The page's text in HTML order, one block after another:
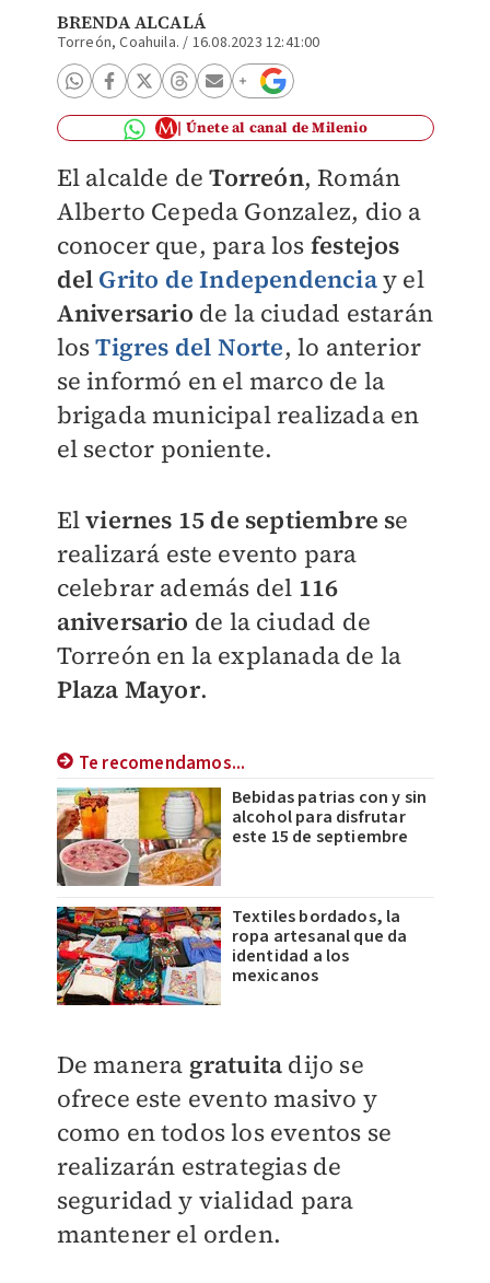
BRENDA ALCALÁ
Torreón, Coahuila. / 16.08.2023 12:41:00
Únete al canal de Milenio
El alcalde deTorreón, Román
Alberto Cepeda Gonzalez, dio a
conocer que, para los festejos
del Grito de Independenciay el
Aniversario de la ciudad estarán
losTigres del Norte, lo anterior
se informó en el marco de la
brigada municipal realizada en
el sector poniente.
Elviernes 15 de septiembre se
realizará este evento para
celebrar además del 116
aniversario de la ciudad de
Torreón en la explanada de la
Plaza Mayor.
Te recomendamos...
Bebidas patrias con y sin
alcohol para disfrutar
este 15 de septiembre
Textiles bordados, la
ropa artesanal que da
identidad a los
mexicanos
De manera gratuita dijo se
ofrece este evento masivo y
como en todos los eventos se
realizarán estrategias de
seguridad y vialidad para
mantener el orden.